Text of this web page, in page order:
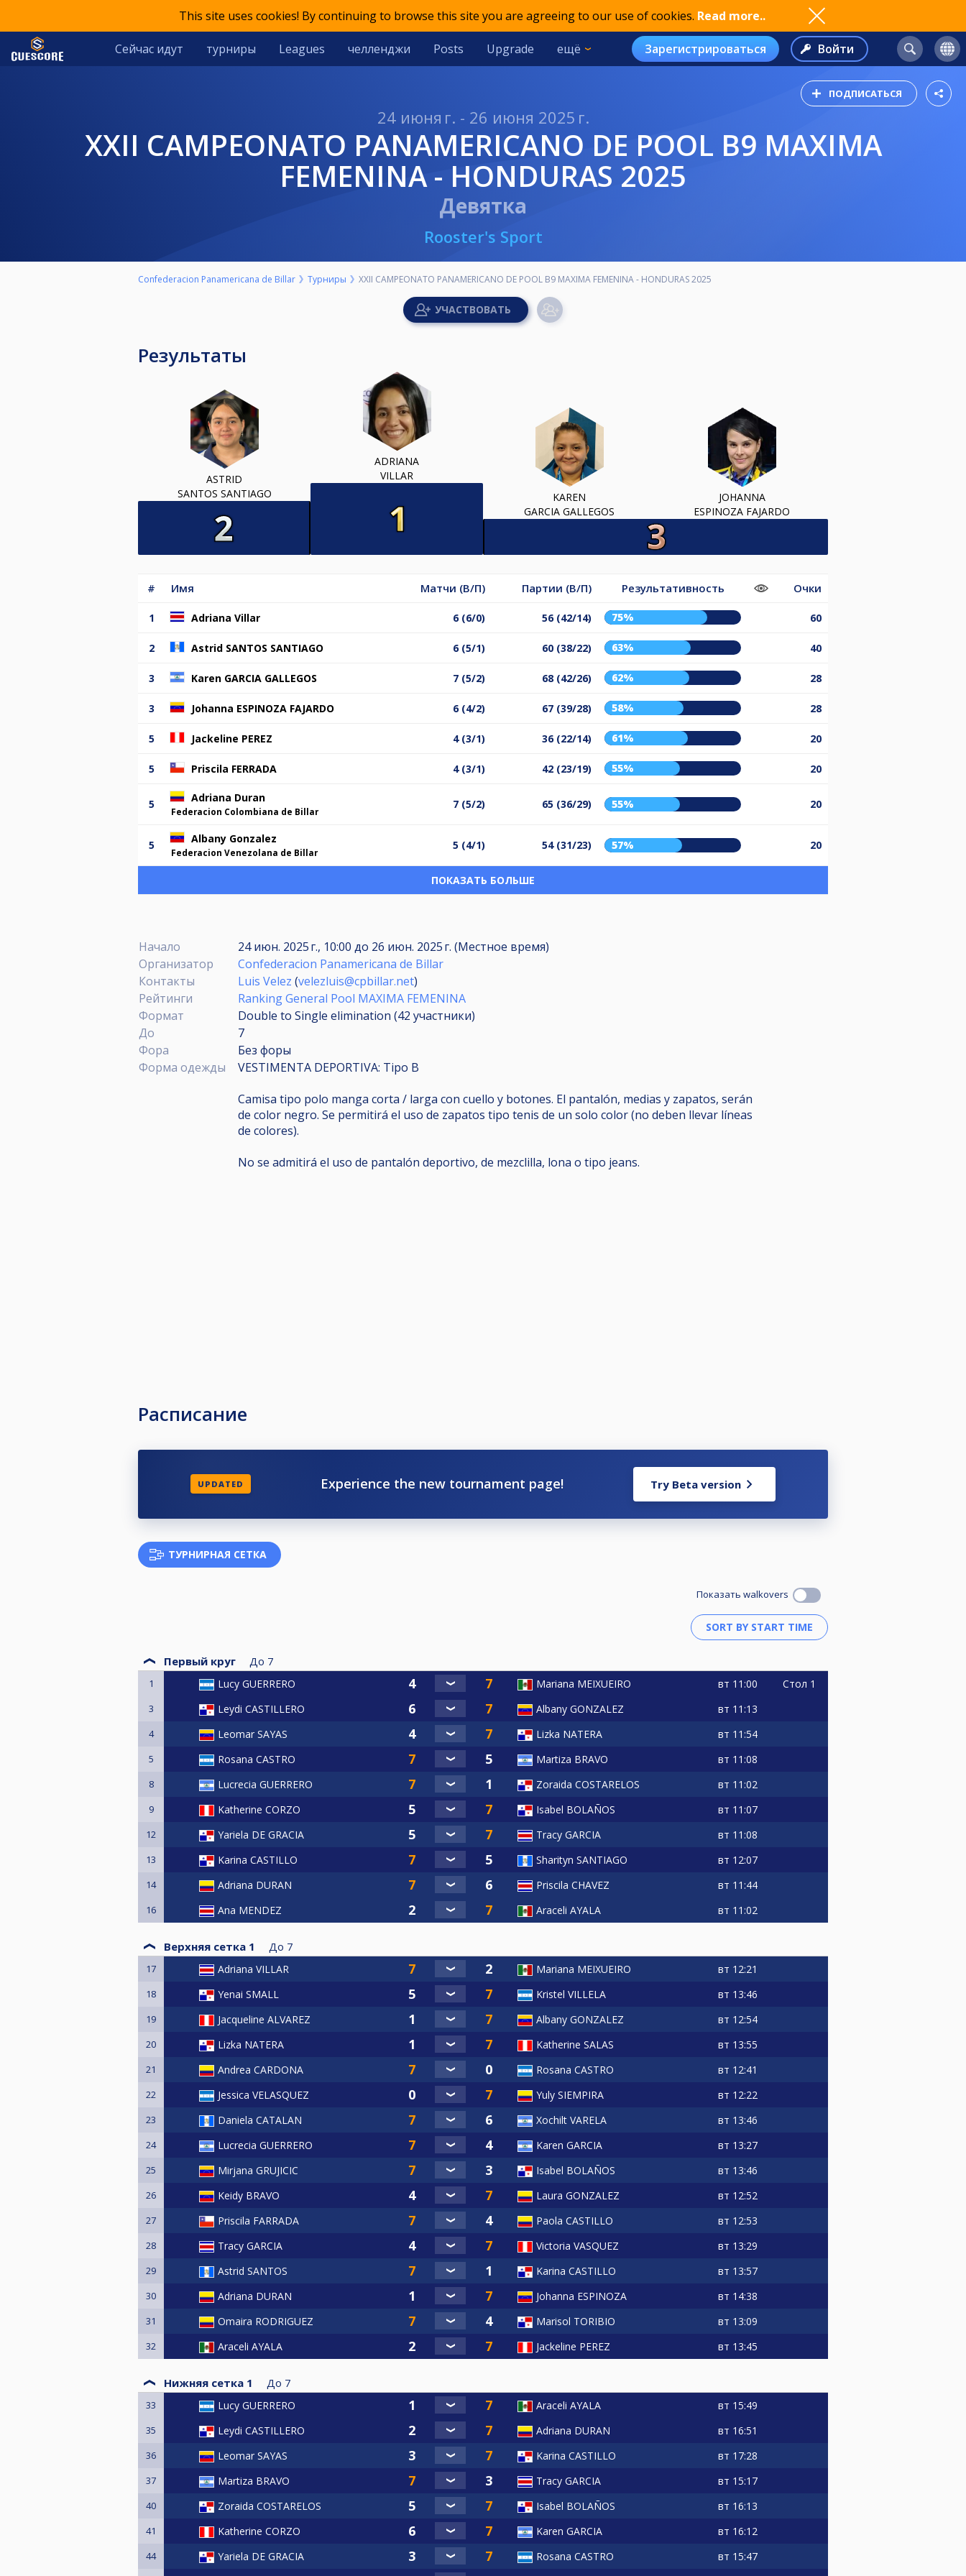
This site uses cookies! By continuing to browse this site you are agreeing to our use of cookies. Read more..
Сейчас идут турниры Leagues челленджи Posts Upgrade ещё Зарегистрироваться Войти
ПОДПИСАТЬСЯ
24 июня г. - 26 июня 2025 г.
XXII CAMPEONATO PANAMERICANO DE POOL B9 MAXIMA
FEMENINA - HONDURAS 2025
Девятка
Rooster's Sport
Confederacion Panamericana de Billar Турниры XXII CAMPEONATO PANAMERICANO DE POOL B9 MAXIMA FEMENINA - HONDURAS 2025
Результаты
ASTRID
SANTOS SANTIAGO
ADRIANA
VILLAR
KAREN
GARCIA GALLEGOS
JOHANNA
ESPINOZA FAJARDO
# Имя Матчи (В/П) Партии (В/П) Результативность Очки
1 Adriana Villar 6 (6/0) 56 (42/14) 75% 60
2 Astrid SANTOS SANTIAGO 6 (5/1) 60 (38/22) 63% 40
3 Karen GARCIA GALLEGOS 7 (5/2) 68 (42/26) 62% 28
3 Johanna ESPINOZA FAJARDO 6 (4/2) 67 (39/28) 58% 28
5 Jackeline PEREZ 4 (3/1) 36 (22/14) 61% 20
5 Priscila FERRADA 4 (3/1) 42 (23/19) 55% 20
5 Adriana Duran
Federacion Colombiana de Billar
7 (5/2) 65 (36/29) 55% 20
5 Albany Gonzalez
Federacion Venezolana de Billar
5 (4/1) 54 (31/23) 57% 20
ПОКАЗАТЬ БОЛЬШЕ
Начало 24 июн. 2025 г., 10:00 до 26 июн. 2025 г. (Местное время)
Организатор
Confederacion Panamericana de Billar
Контакты
Luis Velez (velezluis@cpbillar.net)
Рейтинги
Ranking General Pool MAXIMA FEMENINA
Формат
Double to Single elimination (42 участники)
До
7
Фора
Без форы
Форма одежды
VESTIMENTA DEPORTIVA: Tipo B
Camisa tipo polo manga corta / larga con cuello y botones. El pantalón, medias y zapatos, serán
de color negro. Se permitirá el uso de zapatos tipo tenis de un solo color (no deben llevar líneas
de colores).
No se admitirá el uso de pantalón deportivo, de mezclilla, lona o tipo jeans.
Расписание
UPDATED Experience the new tournament page! Try Beta version
ТУРНИРНАЯ СЕТКА
Показать walkovers
Первый круг До 7
1 Lucy GUERRERO Mariana MEIXUEIRO вт 11:00 Стол 1
3 Leydi CASTILLERO Albany GONZALEZ вт 11:13
4 Leomar SAYAS Lizka NATERA вт 11:54
5 Rosana CASTRO Martiza BRAVO вт 11:08
8 Lucrecia GUERRERO Zoraida COSTARELOS вт 11:02
9 Katherine CORZO Isabel BOLAÑOS вт 11:07
12 Yariela DE GRACIA Tracy GARCIA вт 11:08
13 Karina CASTILLO Sharityn SANTIAGO вт 12:07
14 Adriana DURAN Priscila CHAVEZ вт 11:44
16 Ana MENDEZ Araceli AYALA вт 11:02
Верхняя сетка 1 До 7
17 Adriana VILLAR Mariana MEIXUEIRO вт 12:21
18 Yenai SMALL Kristel VILLELA вт 13:46
19 Jacqueline ALVAREZ Albany GONZALEZ вт 12:54
20 Lizka NATERA Katherine SALAS вт 13:55
21 Andrea CARDONA Rosana CASTRO вт 12:41
22 Jessica VELASQUEZ Yuly SIEMPIRA вт 12:22
23 Daniela CATALAN Xochilt VARELA вт 13:46
24 Lucrecia GUERRERO Karen GARCIA вт 13:27
25 Mirjana GRUJICIC Isabel BOLAÑOS вт 13:46
26 Keidy BRAVO Laura GONZALEZ вт 12:52
27 Priscila FARRADA Paola CASTILLO вт 12:53
28 Tracy GARCIA Victoria VASQUEZ вт 13:29
29 Astrid SANTOS Karina CASTILLO вт 13:57
30 Adriana DURAN Johanna ESPINOZA вт 14:38
31 Omaira RODRIGUEZ Marisol TORIBIO вт 13:09
32 Araceli AYALA Jackeline PEREZ вт 13:45
Нижняя сетка 1 До 7
33 Lucy GUERRERO Araceli AYALA вт 15:49
35 Leydi CASTILLERO Adriana DURAN вт 16:51
36 Leomar SAYAS Karina CASTILLO вт 17:28
37 Martiza BRAVO Tracy GARCIA вт 15:17
40 Zoraida COSTARELOS Isabel BOLAÑOS вт 16:13
41 Katherine CORZO Karen GARCIA вт 16:12
44 Yariela DE GRACIA Rosana CASTRO вт 15:47